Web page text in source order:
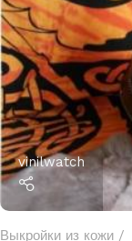
vinilwatch
Выкройки из кожи